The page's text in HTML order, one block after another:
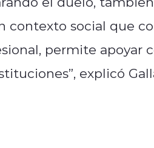
contexto social que
permite apoyar
explicó